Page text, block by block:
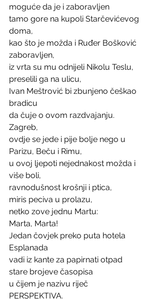
moguće da je i zaboravljen
tamo gore na kupoli Starčevićevog
doma,
kao što je možda i Ruđer Bošković
zaboravljen,
iz vrta su mu odnijeli Nikolu Teslu,
preselili ga na ulicu,
Ivan Meštrović bi zbunjeno češkao
bradicu
da čuje o ovom razdvajanju.
Zagreb,
ovdje se jede i pije bolje nego u
Parizu, Beču i Rimu,
u ovoj ljepoti nejednakost možda i
više boli,
ravnodušnost krošnji i ptica,
miris peciva u prolazu,
netko zove jednu Martu:
Marta, Marta!
Jedan čovjek preko puta hotela
Esplanada
vadi iz kante za papirnati otpad
stare brojeve časopisa
u čijem je nazivu riječ